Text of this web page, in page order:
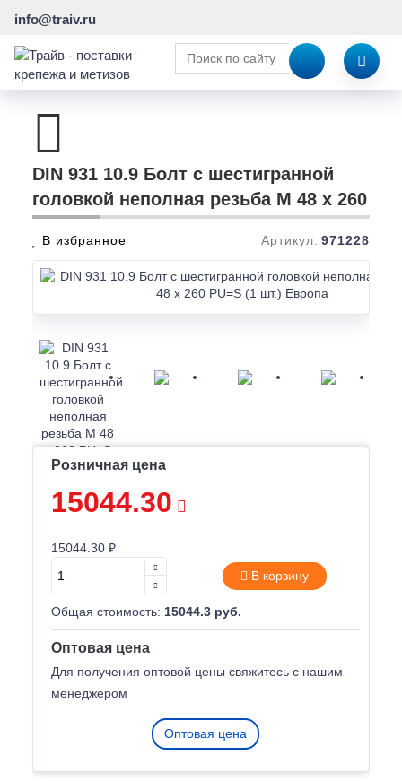
info@traiv.ru
DIN 931 10.9 Болт с шестигранной
головкой неполная резьба M 48 x 260
В избранное Артикул: 971228
Розничная цена
15044.30
15044.30 ₽
В корзину
Общая стоимость: 15044.3 руб.
Оптовая цена
Для получения оптовой цены свяжитесь с нашим
менеджером
Оптовая цена